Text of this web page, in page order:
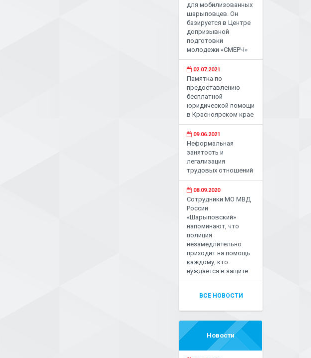
для мобилизованных
шарыповцев. Он
базируется в Центре
допризывной
подготовки
молодежи «СМЕРЧ»
02.07.2021
Памятка по
предоставлению
бесплатной
юридической помощи
в Красноярском крае
09.06.2021
Неформальная
занятость и
легализация
трудовых отношений
08.09.2020
Сотрудники МО МВД
России
«Шарыповский»
напоминают, что
полиция
незамедлительно
приходит на помощь
каждому, кто
нуждается в защите.
ВСЕ НОВОСТИ
Новости